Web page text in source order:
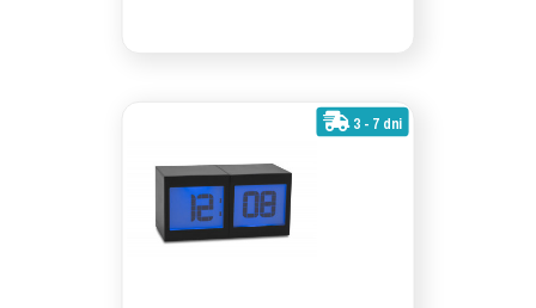
3 - 7 dni